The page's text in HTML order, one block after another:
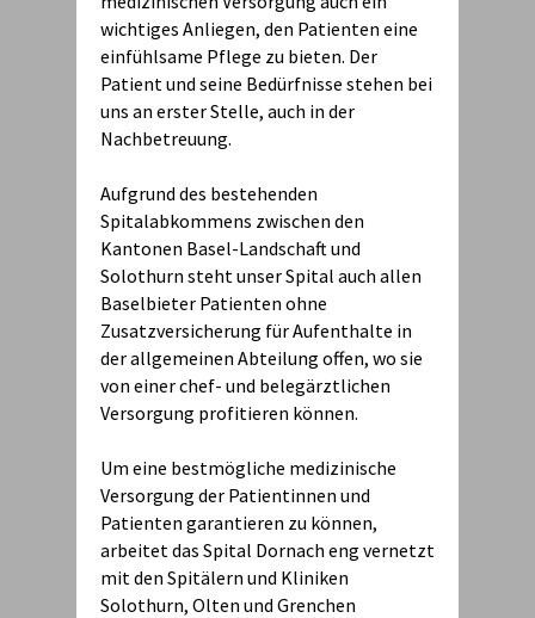
wichtiges Anliegen, den Patienten eine
einfühlsame Pflege zu bieten. Der
Patient und seine Bedürfnisse stehen bei
uns an erster Stelle, auch in der
Nachbetreuung.
Aufgrund des bestehenden
Spitalabkommens zwischen den
Kantonen Basel-Landschaft und
Solothurn steht unser Spital auch allen
Baselbieter Patienten ohne
Zusatzversicherung für Aufenthalte in
der allgemeinen Abteilung offen, wo sie
von einer chef- und belegärztlichen
Versorgung profitieren können.
Um eine bestmögliche medizinische
Versorgung der Patientinnen und
Patienten garantieren zu können,
arbeitet das Spital Dornach eng vernetzt
mit den Spitälern und Kliniken
Solothurn, Olten und Grenchen